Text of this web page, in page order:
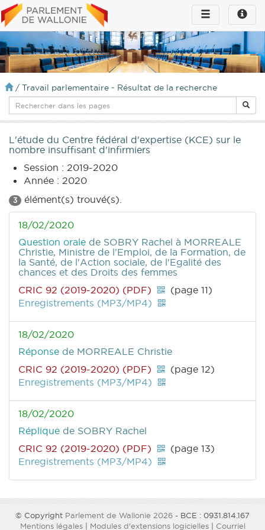
Toggle
infos
Toggle
navigation
/ Travail parlementaire - Résultat de la recherche
L'étude du Centre fédéral d'expertise (KCE) sur le
nombre insuffisant d'infirmiers
Session : 2019-2020
Année : 2020
3 élément(s) trouvé(s).
18/02/2020
Question orale de SOBRY Rachel à MORREALE
Christie, Ministre de l'Emploi, de la Formation, de
la Santé, de l'Action sociale, de l'Egalité des
chances et des Droits des femmes
CRIC 92 (2019-2020) (PDF)
(page 11)
Enregistrements (MP3/MP4)
18/02/2020
Réponse de MORREALE Christie
CRIC 92 (2019-2020) (PDF)
(page 12)
Enregistrements (MP3/MP4)
18/02/2020
Réplique de SOBRY Rachel
CRIC 92 (2019-2020) (PDF)
(page 13)
Enregistrements (MP3/MP4)
© Copyright Parlement de Wallonie 2026 - BCE : 0931.814.167
Mentions légales| Modules d'extensions logicielles| Courriel